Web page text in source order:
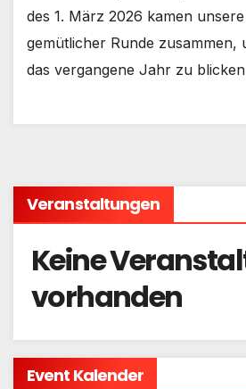
des 1. März 2026 kamen
gemütlicher Runde zusammen,
das vergangene Jahr zu
Veranstaltungen
Keine
vorhanden
Event Kalender